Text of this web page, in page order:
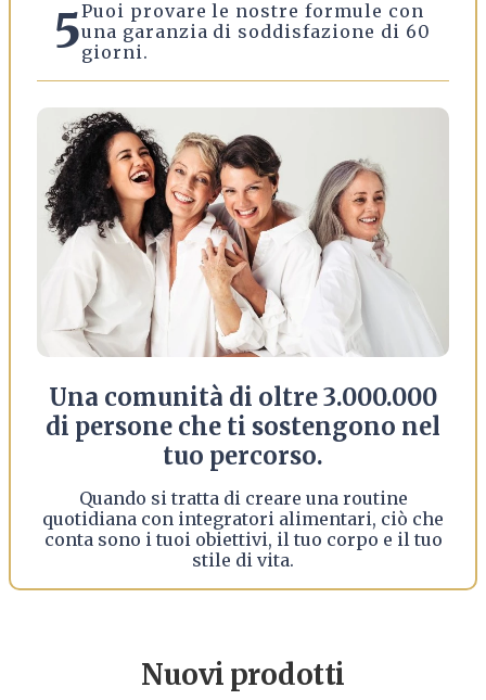
5Puoi provare le nostre formule con
una garanzia di soddisfazione di 60
giorni.
Una comunità di oltre 3.000.000
di persone che ti sostengono nel
tuo percorso.
Quando si tratta di creare una routine
quotidiana con integratori alimentari, ciò che
conta sono i tuoi obiettivi, il tuo corpo e il tuo
stile di vita.
Nuovi prodotti